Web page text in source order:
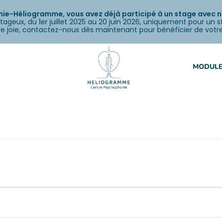
Héliogramme, vous avez déjà participé à un stage avec
du 1er juillet 2025 au 20 juin 2026, uniquement pour un
joie, contactez-nous dès maintenant pour bénéficier de